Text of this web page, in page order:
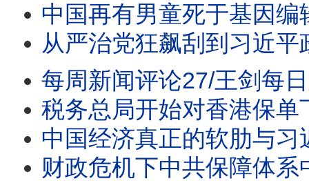
中国再有男童死于基因编辑实验/王剑每日
从严治党狂飙刮到习近平政治腹地福建/沙特土耳其
每周新闻评论27/王剑每
税务总局开始对香港保
中国经济真正的软肋与习近
财政危机下中共保障体系中的弃保逻辑/曼谷枪击